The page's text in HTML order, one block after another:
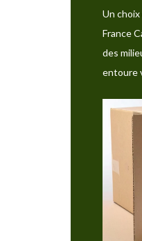
Un choix
France
des
entoure